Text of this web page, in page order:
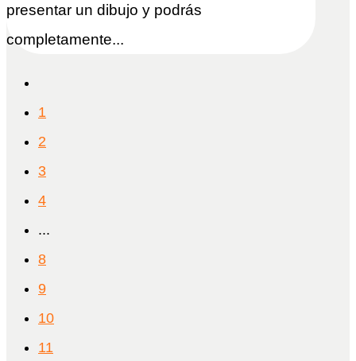
presentar un dibujo y podrás
completamente...
1
2
3
4
...
8
9
10
11